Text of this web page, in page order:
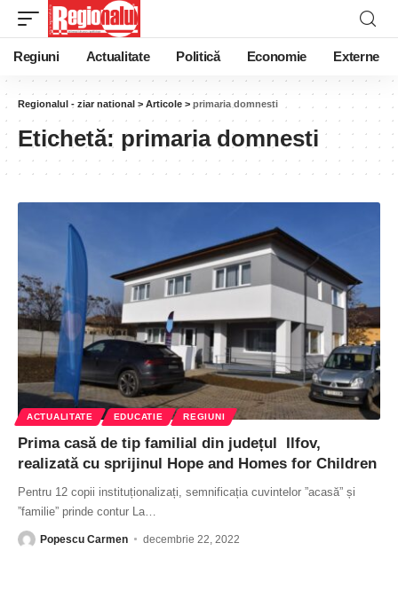
Regiuni Actualitate Politică Economie Externe
Regionalul - ziar national > Articole > primaria domnesti
Etichetă: primaria domnesti
ACTUALITATE EDUCATIE REGIUNI
Prima casă de tip familial din județul Ilfov,
realizată cu sprijinul Hope and Homes for Children
Pentru 12 copii instituționalizați, semnificația cuvintelor ”acasă” și
”familie” prinde contur La
Popescu Carmen decembrie 22, 2022